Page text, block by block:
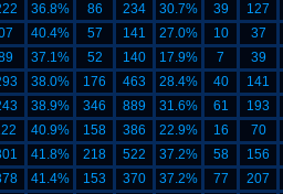
36.8% 86 234 30.7% 39 127
40.4% 57 141 27.0% 10 37
37.1% 52 140 17.9% 7 39
38.0% 176 463 28.4% 40 141
38.9% 346 889 31.6% 61 193
40.9% 158 386 22.9% 16 70
41.8% 218 522 37.2% 58 156
41.4% 153 370 37.2% 77 207